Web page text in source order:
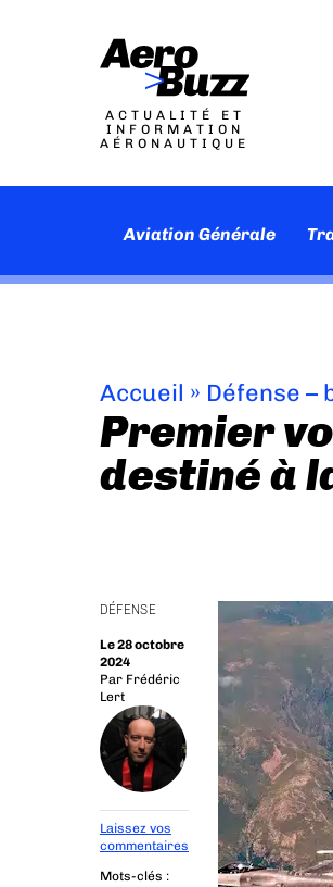
ACTUALITÉ ET
INFORMATION
AÉRONAUTIQUE
Aviation Générale
Accueil » Défense –
Premier
destiné à
DÉFENSE
Le 28 octobre
2024
Par Frédéric
Lert
Laissez vos
commentaires
Mots-clés :